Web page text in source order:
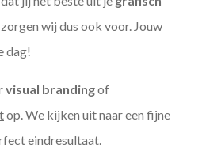
wij dus ook voor. Jouw
dag!
visual brandingof
op. We kijken uit naar een fijne
eindresultaat.